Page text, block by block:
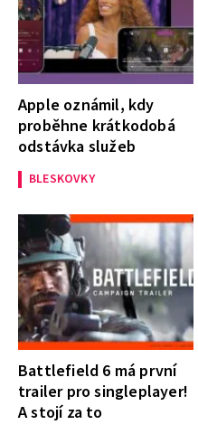
Apple oznámil, kdy
proběhne krátkodobá
odstávka služeb
BLESKOVKY
Battlefield 6 má první
trailer pro singleplayer!
A stojí za to